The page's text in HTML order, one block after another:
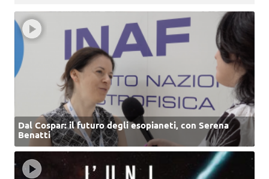
Dal Cospar: il futuro degli esopianeti, con Serena
Benatti